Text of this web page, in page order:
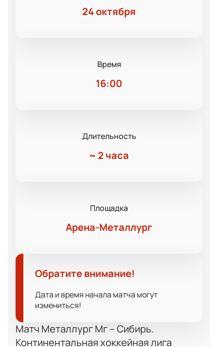
24 октября
Время
16:00
Длительность
~ 2 часа
Площадка
Арена-Металлург
Обратите внимание!
Дата и время начала матча могут
измениться!
Матч Металлург Мг – Сибирь.
Континентальная хоккейная лига